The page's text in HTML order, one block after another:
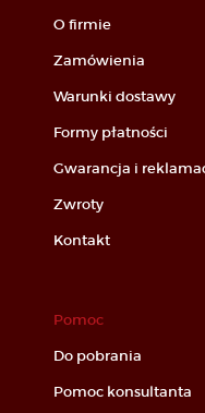
O firmie
Zamówienia
Warunki dostawy
Formy płatności
Gwarancja i
Zwroty
Kontakt
Pomoc
Do pobrania
Pomoc konsultanta